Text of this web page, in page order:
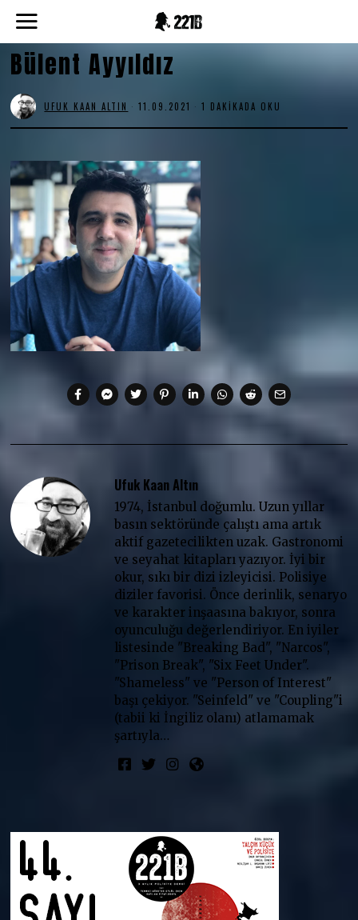
Bülent Ayyıldız
UFUK KAAN ALTIN 11.09.2021 1 DAKIKADA OKU
Ufuk Kaan Altın
1974, İstanbul doğumlu. Uzun yıllar
basın sektöründe çalıştı ama artık
aktif gazetecilikten uzak. Gastronomi
ve seyahat kitapları yazıyor. İyi bir
okur, sıkı bir dizi izleyicisi. Polisiye
diziler favorisi. Önce derinlik, senaryo
ve karakter inşaasına bakıyor, sonra
oyunculuğu değerlendiriyor. En iyiler
listesinde "Breaking Bad", "Narcos",
"Prison Break", "Six Feet Under".
"Shameless" ve "Person of Interest"
başı çekiyor. "Seinfeld" ve "Coupling"i
(tabii ki İngiliz olanı) atlamamak
şartıyla…